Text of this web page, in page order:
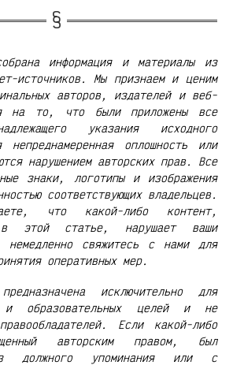
информация и материалы из
источников. Мы признаем и ценим
авторов, издателей и веб-
на то, что были приложены все
указания исходного
непреднамеренная оплошность или
нарушением авторских прав. Все
знаки, логотипы и изображения
соответствующих владельцев.
что какой-либо контент,
в этой статье, нарушает ваши
немедленно свяжитесь с нами для
оперативных мер.
исключительно для
и образовательных целей и не
Если какой-либо
авторским правом, был
должного упоминания или с